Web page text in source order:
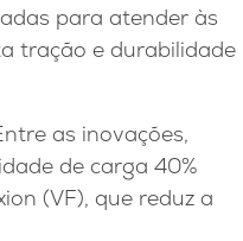
para atender às
tração e durabilidade
as inovações,
de carga 40%
(VF), que reduz a